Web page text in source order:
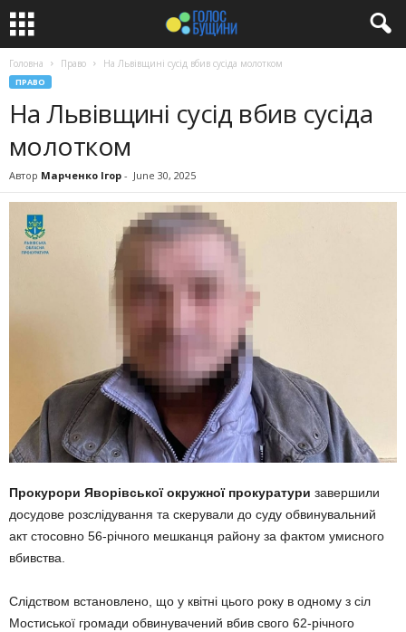
Головна Право На Львівщині сусід вбив сусіда молотком
ПРАВО
На Львівщині сусід вбив сусіда
молотком
Автор Марченко Ігор - June 30, 2025
Прокурори Яворівської окружної прокуратури завершили
досудове розслідування та скерували до суду обвинувальний
акт стосовно 56-річного мешканця району за фактом умисного
вбивства.
Слідством встановлено, що у квітні цього року в одному з сіл
Мостиської громади обвинувачений вбив свого 62-річного